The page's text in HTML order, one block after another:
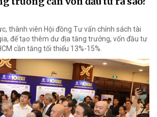
thành viên Hội đồng Tư vấn chính sách tài
để tạo thêm dư địa tăng trưởng, vốn đầu tư
cần tăng tối thiểu 13%-15%.